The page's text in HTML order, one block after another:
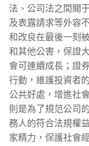
法、公司法之間關
及表露請求等外容
和改良在最後一刻
和其他公害，保證
會可連續成長；證
行動，維護投資者
公共好處，增進社
則是為了規范公司
務人的符合法規權
家精力，保護社會